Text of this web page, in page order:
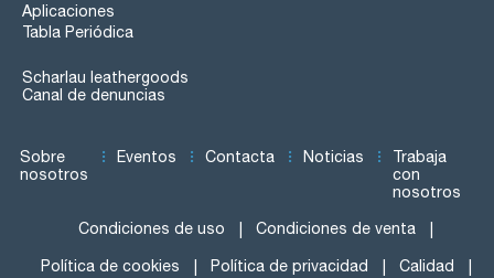
Aplicaciones
Tabla Periódica
Scharlau leathergoods
Canal de denuncias
Sobre
nosotros
Eventos Contacta Noticias
Trabaja
con
nosotros
Condiciones de uso Condiciones de venta
Política de cookies Política de privacidad Calidad